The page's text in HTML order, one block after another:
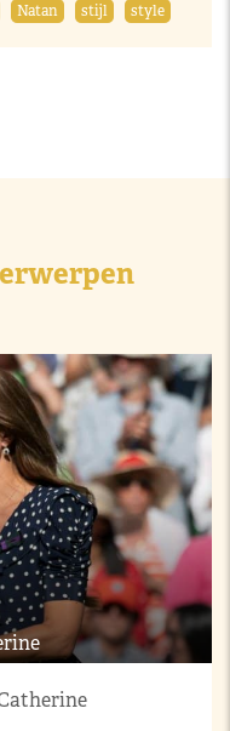
Natan stijl style